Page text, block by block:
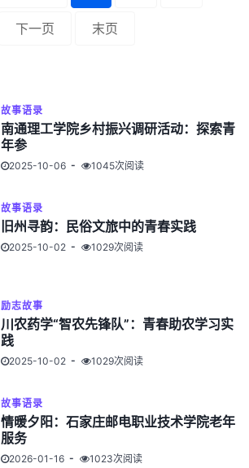
下一页 末页
故事语录
南通理工学院乡村振兴调研活动：探索青
年参
2025-10-06 1045次阅读
故事语录
旧州寻韵：民俗文旅中的青春实践
2025-10-02 1029次阅读
励志故事
川农药学“智农先锋队”：青春助农学习实
践
2025-10-02 1029次阅读
故事语录
情暖夕阳：石家庄邮电职业技术学院老年
服务
2026-01-16 1023次阅读